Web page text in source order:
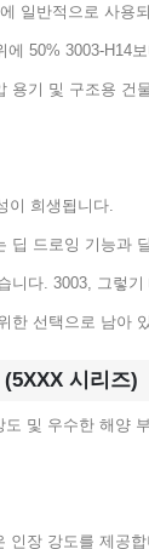
일반적으로 사용
에 50% 3003-H14
용기 및 구조용 건
이 희생됩니다.
딥 드로잉 기능과
니다. 3003, 그렇기
한 선택으로 남아 있
시리즈)
및 우수한 해양
인장 강도를 제공